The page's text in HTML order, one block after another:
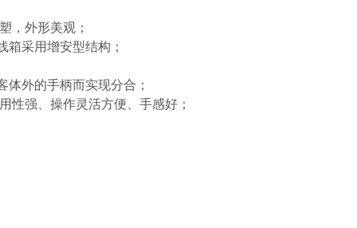
，外形美观；
采用增安型结构；
外的手柄而实现分合；
强、操作灵活方便、手感好；